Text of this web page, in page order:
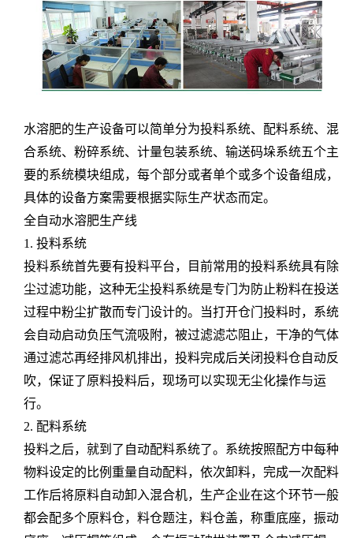
水溶肥的生产设备可以简单分为投料系统、配料系统、混
合系统、粉碎系统、计量包装系统、输送码垛系统五个主
要的系统模块组成，每个部分或者单个或多个设备组成，
具体的设备方案需要根据实际生产状态而定。
全自动水溶肥生产线
1. 投料系统
投料系统首先要有投料平台，目前常用的投料系统具有除
尘过滤功能，这种无尘投料系统是专门为防止粉料在投送
过程中粉尘扩散而专门设计的。当打开仓门投料时，系统
会自动启动负压气流吸附，被过滤滤芯阻止，干净的气体
通过滤芯再经排风机排出，投料完成后关闭投料仓自动反
吹，保证了原料投料后，现场可以实现无尘化操作与运
行。
2. 配料系统
投料之后，就到了自动配料系统了。系统按照配方中每种
物料设定的比例重量自动配料，依次卸料，完成一次配料
工作后将原料自动卸入混合机，生产企业在这个环节一般
都会配多个原料仓，料仓题注，料仓盖，称重底座，振动